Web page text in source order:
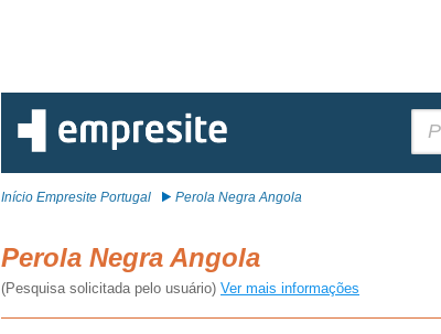
Início Empresite Portugal Perola Negra Angola
Perola Negra Angola
(Pesquisa solicitada pelo usuário) Ver mais informações